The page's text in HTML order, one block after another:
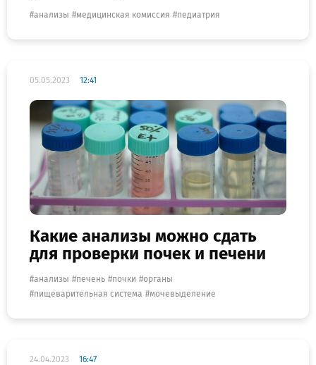
анализы медицинская комиссия педиатрия
05.05.2023 12:41
Какие анализы можно сдать
для проверки почек и печени
анализы печень почки
органы
пищеварительная система
мочевыделение
24.04.2023 16:47